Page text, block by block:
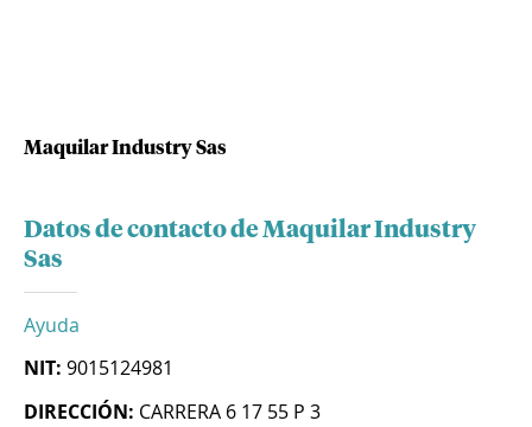
Maquilar Industry Sas
Datos de contacto de Maquilar Industry
Sas
Ayuda
NIT: 9015124981
DIRECCIÓN: CARRERA 6 17 55 P 3